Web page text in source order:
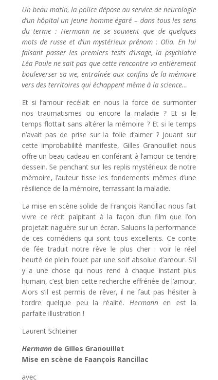
Un beau matin, la police dépose au service de neurologie
d’un hôpital un jeune homme égaré – dans tous les sens
du terme : Hermann ne se souvient que de quelques
mots de russe et d’un mystérieux prénom : Olia. En lui
faisant passer les premiers tests d’usage, la psychiatre
Léa Paule ne sait pas que cette rencontre va entièrement
bouleverser sa vie, entraînée aux confins de la mémoire
vers des territoires qui échappent même à la science…
Et si l’amour recélait en nous la force de surmonter
nos traumatismes ou encore la maladie ? Et si le
temps flottait sans altérer la mémoire ? Et si le temps
n’avait pas de prise sur la folie d’aimer ? Jouant sur
cette improbabilité manifeste, Gilles Granouillet nous
offre un beau cadeau en conférant à l’amour ce tendre
dessein. Se penchant sur les replis mystérieux de notre
mémoire, l’auteur tisse les fondements mêmes d’une
résilience de la mémoire, terrassant la maladie.
La mise en scène solide de François Rancillac nous fait
vivre ce récit palpitant à la façon d’un film que l’on
projetait naguère sur un écran. Saluons la performance
de ces comédiens qui sont tous excellents. Ce conte
de fée traduit notre rêve le plus cher : voir le réel
heurté de plein fouet par une soif absolue d’amour. S’il
y a une chose qui nous rend à chaque instant plus
humain, c’est bien cette recherche effrénée de l’amour.
Alors s’il est permis de rêver, il ne faut pas hésiter à
tordre quelque peu la réalité. Hermannen est la
parfaite illustration !
Laurent Schteiner
Hermannde Gilles Granouillet
Mise en scène de Faançois Rancillac
avec